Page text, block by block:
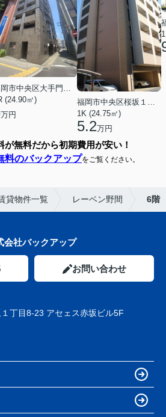
(24.90㎡)
万円
1K (24.75㎡)
5.2万円
無料だから初期費用が安い！
料のバックアップをご覧ください。
貸物件一覧 レーベン野間 6階
会社バックアップ
お問い合わせ
丁目8-23 アセェス赤坂ビル5F